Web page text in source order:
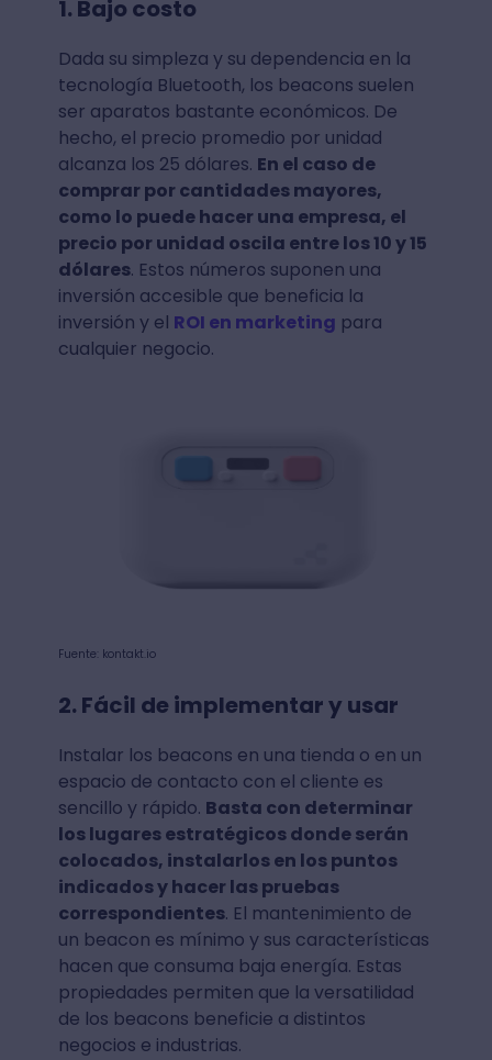
1. Bajo costo
Dada su simpleza y su dependencia en la
tecnología Bluetooth, los beacons suelen
ser aparatos bastante económicos. De
hecho, el precio promedio por unidad
alcanza los 25 dólares. En el caso de
comprar por cantidades mayores,
como lo puede hacer una empresa, el
precio por unidad oscila entre los 10 y 15
dólares. Estos números suponen una
inversión accesible que beneficia la
inversión y el ROI en marketing para
cualquier negocio.
Fuente: kontakt.io
2. Fácil de implementar y usar
Instalar los beacons en una tienda o en un
espacio de contacto con el cliente es
sencillo y rápido. Basta con determinar
los lugares estratégicos donde serán
colocados, instalarlos en los puntos
indicados y hacer las pruebas
correspondientes. El mantenimiento de
un beacon es mínimo y sus características
hacen que consuma baja energía. Estas
propiedades permiten que la versatilidad
de los beacons beneficie a distintos
negocios e industrias.